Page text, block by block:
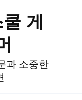
게
과 소중한